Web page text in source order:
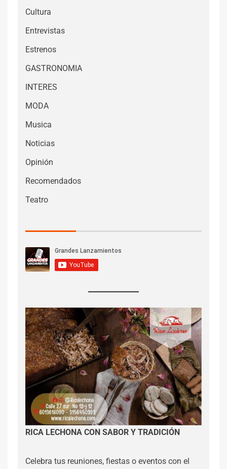
Cultura
Entrevistas
Estrenos
GASTRONOMIA
INTERES
MODA
Musica
Noticias
Opinión
Recomendados
Teatro
RICA LECHONA CON SABOR Y TRADICIÓN
Celebra tus reuniones, fiestas o eventos con el